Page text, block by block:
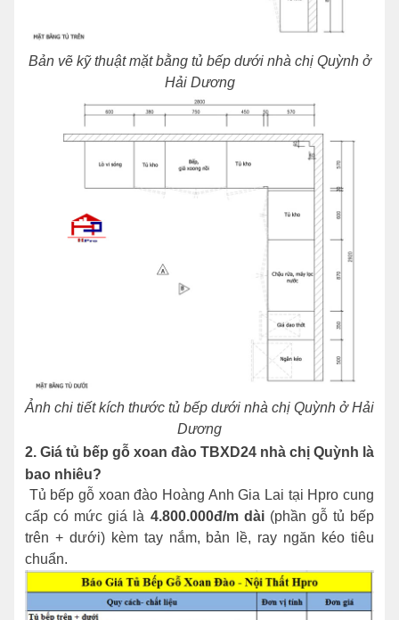
Bản vẽ kỹ thuật mặt bằng tủ bếp dưới nhà chị Quỳnh ở
Hải Dương
Ảnh chi tiết kích thước tủ bếp dưới nhà chị Quỳnh ở Hải
Dương
2. Giá tủ bếp gỗ xoan đào TBXD24 nhà chị Quỳnh là
bao nhiêu?
Tủ bếp gỗ xoan đào Hoàng Anh Gia Lai tại Hpro cung
cấp có mức giá là 4.800.000đ/m dài(phần gỗ tủ bếp
trên + dưới) kèm tay nắm, bản lề, ray ngăn kéo tiêu
chuẩn.